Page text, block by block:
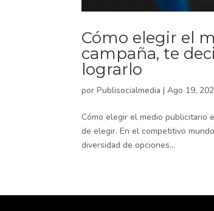
Cómo elegir el
campaña, te
lograrlo
porPublisocialmedia |Ago 19,
Cómo elegir el medio publicitario
de elegir. En el competitivo
diversidad de opciones...